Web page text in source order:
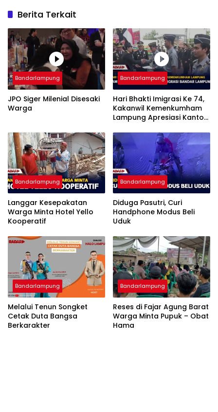
Berita Terkait
Bandarlampung
JPO Siger Milenial Disesaki
Warga
Bandarlampung
Hari Bhakti Imigrasi Ke 74,
Kakanwil Kemenkumham
Lampung Apresiasi Kantor
Bandarlampung
Langgar Kesepakatan
Warga Minta Hotel Yello
Kooperatif
Bandarlampung
Diduga Pasutri, Curi
Handphone Modus Beli
Uduk
Bandarlampung
Melalui Tenun Songket
Cetak Duta Bangsa
Berkarakter
Bandarlampung
Reses di Fajar Agung Barat
Warga Minta Pupuk – Obat
Hama